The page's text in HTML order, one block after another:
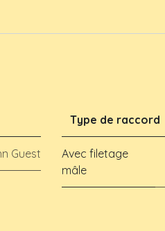
Guest
Type de raccord
Avec filetage
mâle